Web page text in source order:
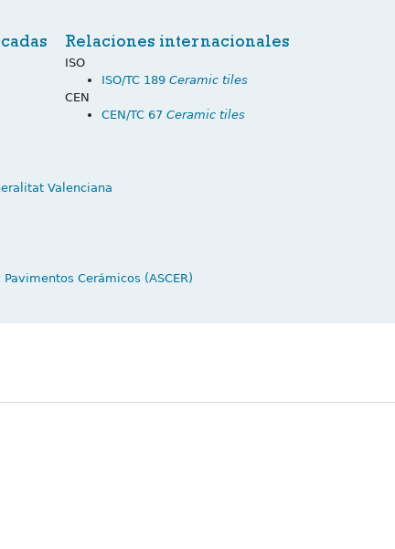
Relaciones internacionales
ISO
ISO/TC 189 Ceramic tiles
CEN
CEN/TC 67 Ceramic tiles
Valenciana
Cerámicos (ASCER)